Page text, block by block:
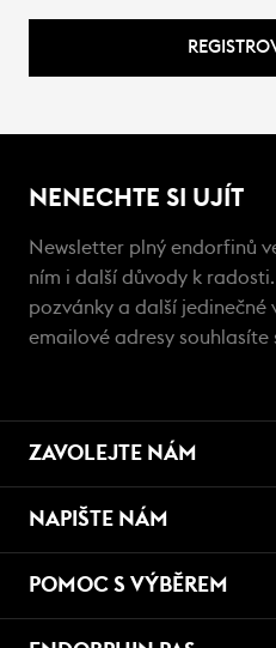
NENECHTE SI UJÍT
Newsletter plný endorfinů
ním i další důvody k
pozvánky a další jedinečné
emailové adresy souhlasíte
ZAVOLEJTE NÁM
NAPIŠTE NÁM
POMOC S VÝBĚREM